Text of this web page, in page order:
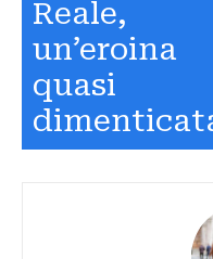
Reale,
un’eroina
quasi